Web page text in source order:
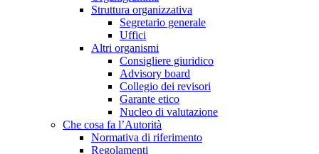
Struttura organizzativa
Segretario generale
Uffici
Altri organismi
Consigliere giuridico
Advisory board
Collegio dei revisori
Garante etico
Nucleo di valutazione
Che cosa fa l’Autorità
Normativa di riferimento
Regolamenti